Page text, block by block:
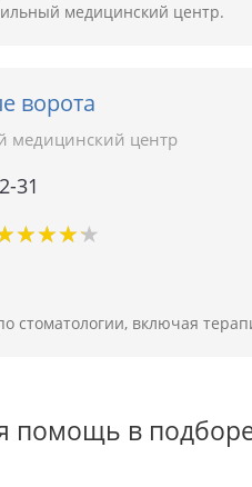
медицинский центр.
ворота
медицинский центр
31
★★★★
★★★★
стоматологии, включая
помощь в